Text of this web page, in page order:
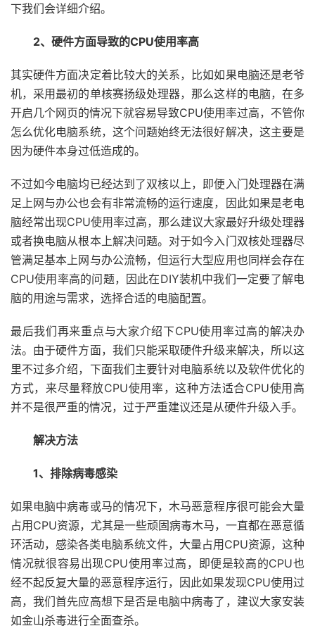
下我们会详细介绍。
2、硬件方面导致的CPU使用率高
其实硬件方面决定着比较大的关系，比如如果电脑还是老爷
机，采用最初的单核赛扬级处理器，那么这样的电脑，在多
开启几个网页的情况下就容易导致CPU使用率过高，不管你
怎么优化电脑系统，这个问题始终无法很好解决，这主要是
因为硬件本身过低造成的。
不过如今电脑均已经达到了双核以上，即便入门处理器在满
足上网与办公也会有非常流畅的运行速度，因此如果是老电
脑经常出现CPU使用率过高，那么建议大家最好升级处理器
或者换电脑从根本上解决问题。对于如今入门双核处理器尽
管满足基本上网与办公流畅，但运行大型应用也同样会存在
CPU使用率高的问题，因此在DIY装机中我们一定要了解电
脑的用途与需求，选择合适的电脑配置。
最后我们再来重点与大家介绍下CPU使用率过高的解决办
法。由于硬件方面，我们只能采取硬件升级来解决，所以这
里不过多介绍，下面我们主要针对电脑系统以及软件优化的
方式，来尽量释放CPU使用率，这种方法适合CPU使用高
并不是很严重的情况，过于严重建议还是从硬件升级入手。
解决方法
1、排除病毒感染
如果电脑中病毒或马的情况下，木马恶意程序很可能会大量
占用CPU资源，尤其是一些顽固病毒木马，一直都在恶意循
环活动，感染各类电脑系统文件，大量占用CPU资源，这种
情况就很容易出现CPU使用率过高，即便是较高的CPU也
经不起反复大量的恶意程序运行，因此如果发现CPU使用过
高，我们首先应高想下是否是电脑中病毒了，建议大家安装
如金山杀毒进行全面查杀。